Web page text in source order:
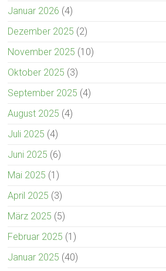
Januar 2026 (4)
Dezember 2025 (2)
November 2025 (10)
Oktober 2025 (3)
September 2025 (4)
August 2025 (4)
Juli 2025 (4)
Juni 2025 (6)
Mai 2025 (1)
April 2025 (3)
März 2025 (5)
Februar 2025 (1)
Januar 2025 (40)